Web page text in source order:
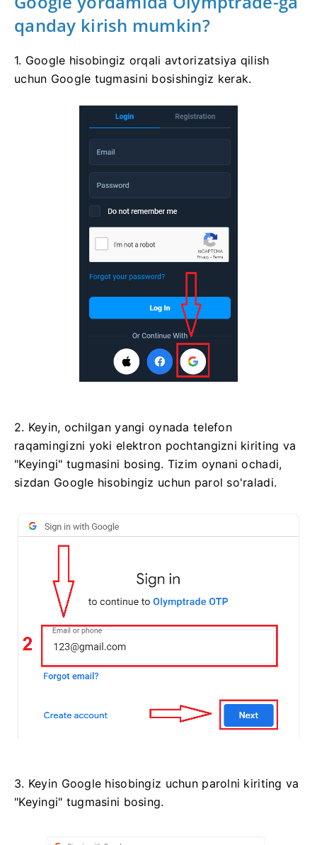
qanday kirish mumkin?
1. Google hisobingiz orqali avtorizatsiya qilish
uchun Google tugmasini bosishingiz kerak.
2. Keyin, ochilgan yangi oynada telefon
raqamingizni yoki elektron pochtangizni kiriting va
"Keyingi" tugmasini bosing. Tizim oynani ochadi,
sizdan Google hisobingiz uchun parol so'raladi.
3. Keyin Google hisobingiz uchun parolni kiriting va
"Keyingi" tugmasini bosing.